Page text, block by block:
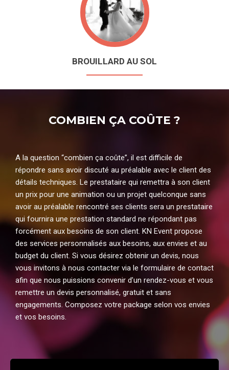
BROUILLARD AU SOL
COMBIEN ÇA COÛTE ?
A la question “combien ça coûte”, il est difficile de
répondre sans avoir discuté au préalable avec le client des
détails techniques. Le prestataire qui remettra à son client
un prix pour une animation ou un projet quelconque sans
avoir au préalable rencontré ses clients sera un prestataire
qui fournira une prestation standard ne répondant pas
forcément aux besoins de son client. KN Event propose
des services personnalisés aux besoins, aux envies et au
budget du client. Si vous désirez obtenir un devis, nous
vous invitons à nous contacter via le formulaire de contact
afin que nous puissions convenir d’un rendez-vous et vous
remettre un devis personnalisé, gratuit et sans
engagements. Composez votre package selon vos envies
et vos besoins.